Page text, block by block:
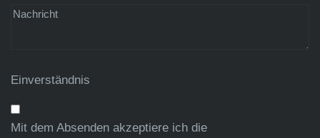
Einverständnis
Mit dem Absenden akzeptiere ich die